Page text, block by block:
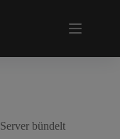
bündelt